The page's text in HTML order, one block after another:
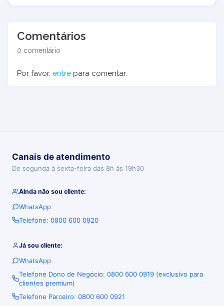
Comentários
0 comentário
Por favor, entre para comentar.
Canais de atendimento
De segunda à sexta-feira das 8h às 19h30
Ainda não sou cliente:
WhatsApp
Telefone: 0800 600 0920
Já sou cliente:
WhatsApp
Telefone Dono de Negócio: 0800 600 0919 (exclusivo para
clientes premium)
Telefone Parceiro: 0800 600 0921